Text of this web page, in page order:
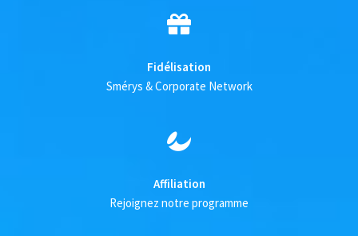
Fidélisation
Smérys & Corporate Network
Affiliation
Rejoignez notre programme